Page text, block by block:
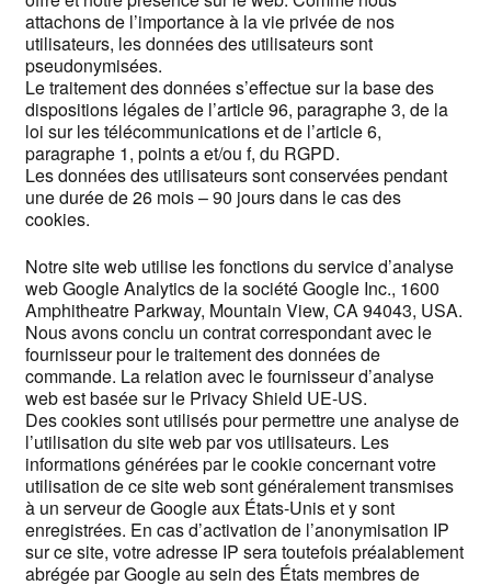
attachons de l’importance à la vie privée de nos
utilisateurs, les données des utilisateurs sont
pseudonymisées.
Le traitement des données s’effectue sur la base des
dispositions légales de l’article 96, paragraphe 3, de la
loi sur les télécommunications et de l’article 6,
paragraphe 1, points a et/ou f, du RGPD.
Les données des utilisateurs sont conservées pendant
une durée de 26 mois – 90 jours dans le cas des
cookies.
Notre site web utilise les fonctions du service d’analyse
web Google Analytics de la société Google Inc., 1600
Amphitheatre Parkway, Mountain View, CA 94043, USA.
Nous avons conclu un contrat correspondant avec le
fournisseur pour le traitement des données de
commande. La relation avec le fournisseur d’analyse
web est basée sur le Privacy Shield UE-US.
Des cookies sont utilisés pour permettre une analyse de
l’utilisation du site web par vos utilisateurs. Les
informations générées par le cookie concernant votre
utilisation de ce site web sont généralement transmises
à un serveur de Google aux États-Unis et y sont
enregistrées. En cas d’activation de l’anonymisation IP
sur ce site, votre adresse IP sera toutefois préalablement
abrégée par Google au sein des États membres de